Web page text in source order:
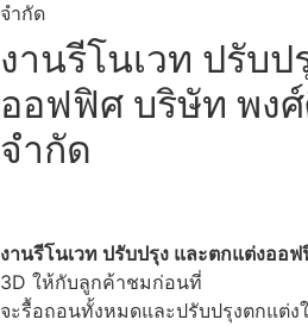
จำกัด
งานรีโนเวท ปรับ
ออฟฟิศ บริษัท พง
จำกัด
งานรีโนเวท ปรับปรุง และตกแต่งออ
3D ให้กับลูกค้าชมก่อนที่
จะรื้อถอนทั้งหมดและปรับปรุงตกแต่ง